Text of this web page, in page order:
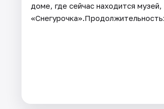
доме, где сейчас находится